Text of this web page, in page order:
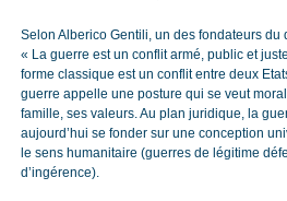
Selon Alberico Gentili, un des fondateurs
« La guerre est un conflit armé, public et
forme classique est un conflit entre deux
guerre appelle une posture qui se veut
famille, ses valeurs. Au plan juridique, la
aujourd’hui se fonder sur une conception
le sens humanitaire (guerres de légitime
d’ingérence).